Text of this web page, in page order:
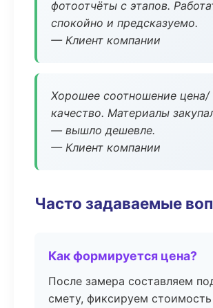
фотоотчёты с этапов.
спокойно и предсказуемо.
— Клиент компании
Хорошее соотношение цена/
качество. Материалы
— вышло дешевле.
— Клиент компании
Часто задаваемые
Как формируется цена?
После замера составляем
смету, фиксируем